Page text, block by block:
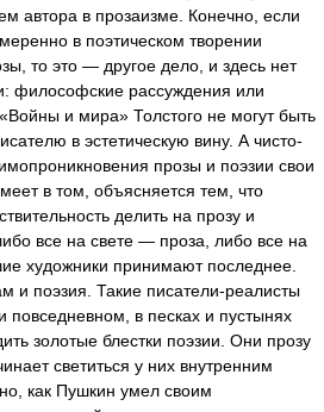
автора в прозаизме. Конечно, если
в поэтическом творении
то это — другое дело, и здесь нет
философские рассуждения или
и мира» Толстого не могут быть
в эстетическую вину. А чисто-
прозы и поэзии свои
в том, объясняется тем, что
делить на прозу и
все на свете — проза, либо все на
художники принимают последнее.
и поэзия. Такие писатели-реалисты
в песках и пустынях
золотые блестки поэзии. Они прозу
светиться у них внутренним
как Пушкин умел своим